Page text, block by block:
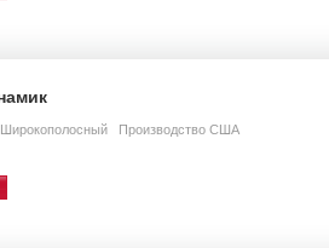
Производство США